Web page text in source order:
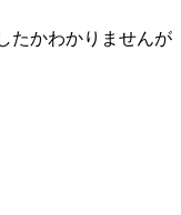
たかわかりませんが